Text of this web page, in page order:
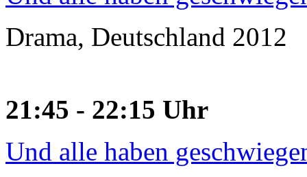
Drama, Deutschland 2012
21:45 - 22:15 Uhr
Und alle haben